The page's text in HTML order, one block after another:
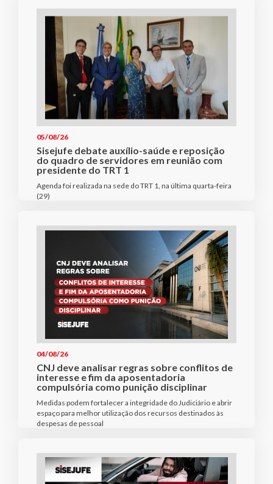
05/08/26
Sisejufe debate auxílio-saúde e reposição
do quadro de servidores em reunião com
presidente do TRT 1
Agenda foi realizada na sede do TRT 1, na última quarta-feira
(29)
04/08/26
CNJ deve analisar regras sobre conflitos de
interesse e fim da aposentadoria
compulsória como punição disciplinar
Medidas podem fortalecer a integridade do Judiciário e abrir
espaço para melhor utilização dos recursos destinados às
despesas de pessoal